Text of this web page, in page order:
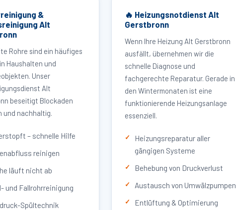
&
Alt
Rohre sind ein häufiges
Haushalten und
Unser
Alt
beseitigt Blockaden
und nachhaltig.
– schnelle Hilfe
reinigen
läuft nicht ab
und Fallrohrreinigung
Spültechnik
🔥 Heizungsnotdienst Alt
Gerstbronn
Wenn Ihre Heizung Alt Gerstbronn
ausfällt, übernehmen wir die
schnelle Diagnose und
fachgerechte Reparatur. Gerade in
den Wintermonaten ist eine
funktionierende Heizungsanlage
essenziell.
Heizungsreparatur aller
gängigen Systeme
Behebung von Druckverlust
Austausch von Umwälzpumpen
Entlüftung & Optimierung